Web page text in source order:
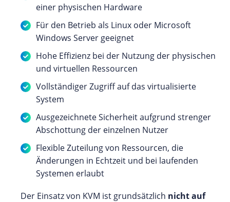
einer physischen Hardware
Für den Betrieb als Linux oder Microsoft
Windows Server geeignet
Hohe Effizienz bei der Nutzung der physischen
und virtuellen Ressourcen
Vollständiger Zugriff auf das virtualisierte
System
Ausgezeichnete Sicherheit aufgrund strenger
Abschottung der einzelnen Nutzer
Flexible Zuteilung von Ressourcen, die
Änderungen in Echtzeit und bei laufenden
Systemen erlaubt
Der Einsatz von KVM ist grundsätzlich nicht auf